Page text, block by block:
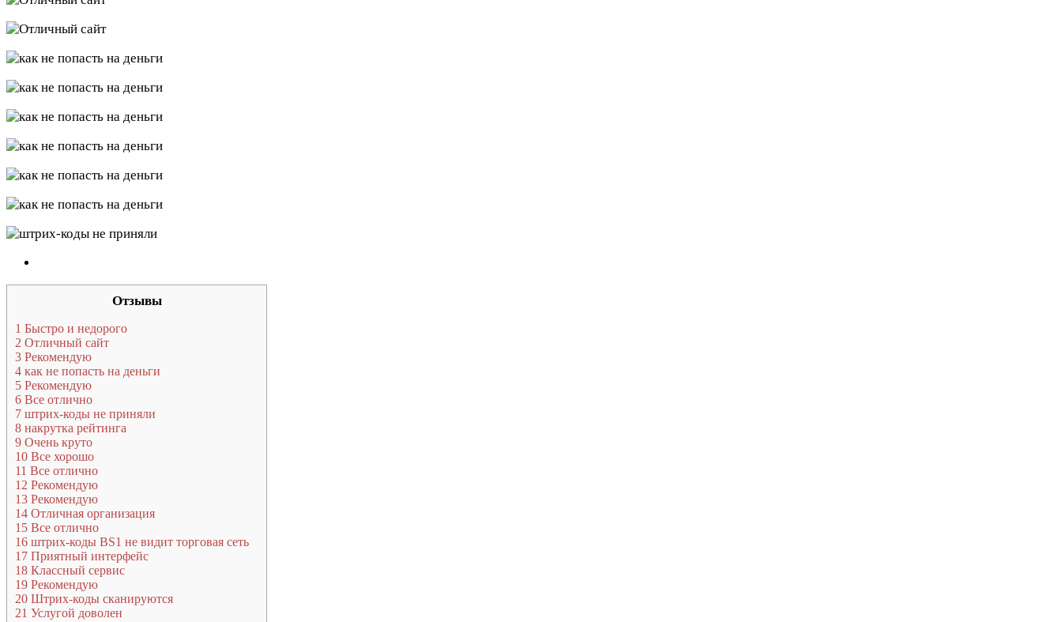
Отзывы
1 Быстро и недорого
2 Отличный сайт
3 Рекомендую
4 как не попасть на деньги
5 Рекомендую
6 Все отлично
7 штрих-коды не приняли
8 накрутка рейтинга
9 Очень круто
10 Все хорошо
11 Все отлично
12 Рекомендую
13 Рекомендую
14 Отличная организация
15 Все отлично
16 штрих-коды BS1 не видит торговая сеть
17 Приятный интерфейс
18 Классный сервис
19 Рекомендую
20 Штрих-коды сканируются
21 Услугой доволен